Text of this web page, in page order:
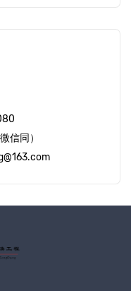
信同）